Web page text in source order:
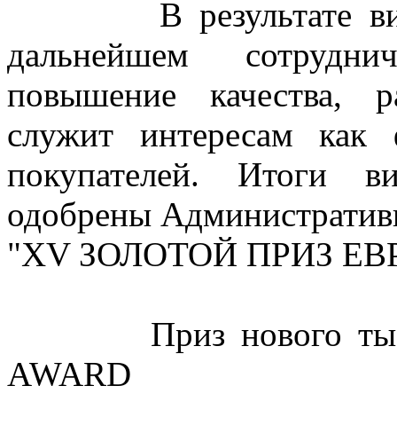
В результате
дальнейшем
повышение качества,
служит интересам
покупателей. Итоги
одобрены
"XV ЗОЛОТОЙ ПРИЗ
Приз нового
AWARD